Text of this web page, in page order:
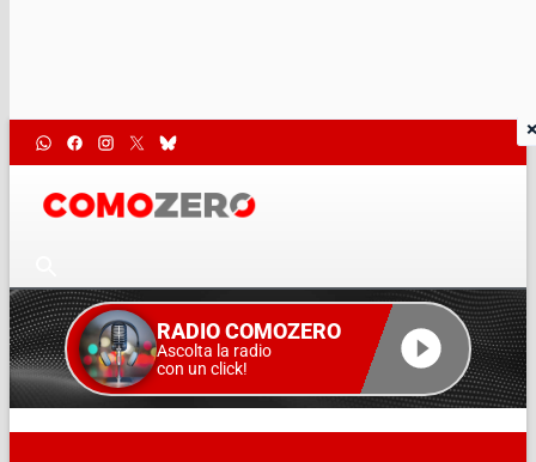
RADIO COMOZERO
Ascolta la radio
con un click!